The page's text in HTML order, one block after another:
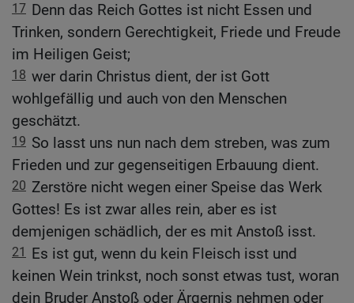
17 Denn das Reich Gottes ist nicht Essen und
Trinken, sondern Gerechtigkeit, Friede und Freude
im Heiligen Geist;
18 wer darin Christus dient, der ist Gott
wohlgefällig und auch von den Menschen
geschätzt.
19 So lasst uns nun nach dem streben, was zum
Frieden und zur gegenseitigen Erbauung dient.
20 Zerstöre nicht wegen einer Speise das Werk
Gottes! Es ist zwar alles rein, aber es ist
demjenigen schädlich, der es mit Anstoß isst.
21
Es ist gut, wenn du kein Fleisch isst und
keinen Wein trinkst, noch sonst etwas tust, woran
dein Bruder Anstoß oder Ärgernis nehmen oder